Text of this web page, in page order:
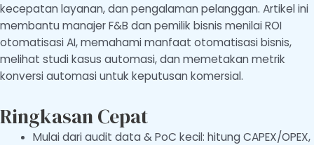
kecepatan layanan, dan pengalaman pelanggan. Artikel ini
membantu manajer F&B dan pemilik bisnis menilai ROI
otomatisasi AI, memahami manfaat otomatisasi bisnis,
melihat studi kasus automasi, dan memetakan metrik
konversi automasi untuk keputusan komersial.
Ringkasan Cepat
Mulai dari audit data & PoC kecil: hitung CAPEX/OPEX,